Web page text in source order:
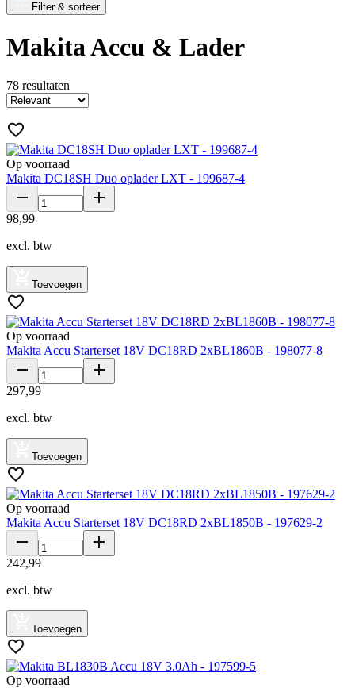
Filter & sorteer
Makita Accu & Lader
78 resultaten
Op voorraad
Makita DC18SH Duo oplader LXT - 199687-4
98,99
excl. btw
Toevoegen
Op voorraad
Makita Accu Starterset 18V DC18RD 2xBL1860B - 198077-8
297,99
excl. btw
Toevoegen
Op voorraad
Makita Accu Starterset 18V DC18RD 2xBL1850B - 197629-2
242,99
excl. btw
Toevoegen
Op voorraad